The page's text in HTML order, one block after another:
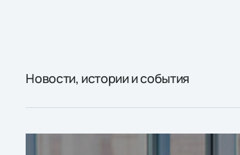
Новости, истории и события